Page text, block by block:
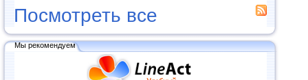
Посмотреть все
Мы рекомендуем